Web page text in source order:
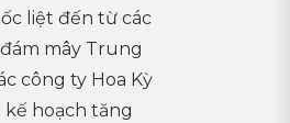
liệt đến từ các
mây Trung
công ty Hoa Kỳ
kế hoạch tăng